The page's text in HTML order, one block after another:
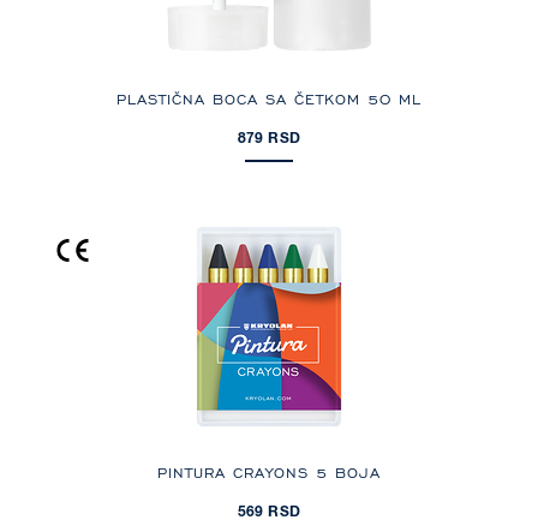
PLASTIČNA BOCA SA ČETKOM 50 ML
879 RSD
PINTURA CRAYONS 5 BOJA
569 RSD